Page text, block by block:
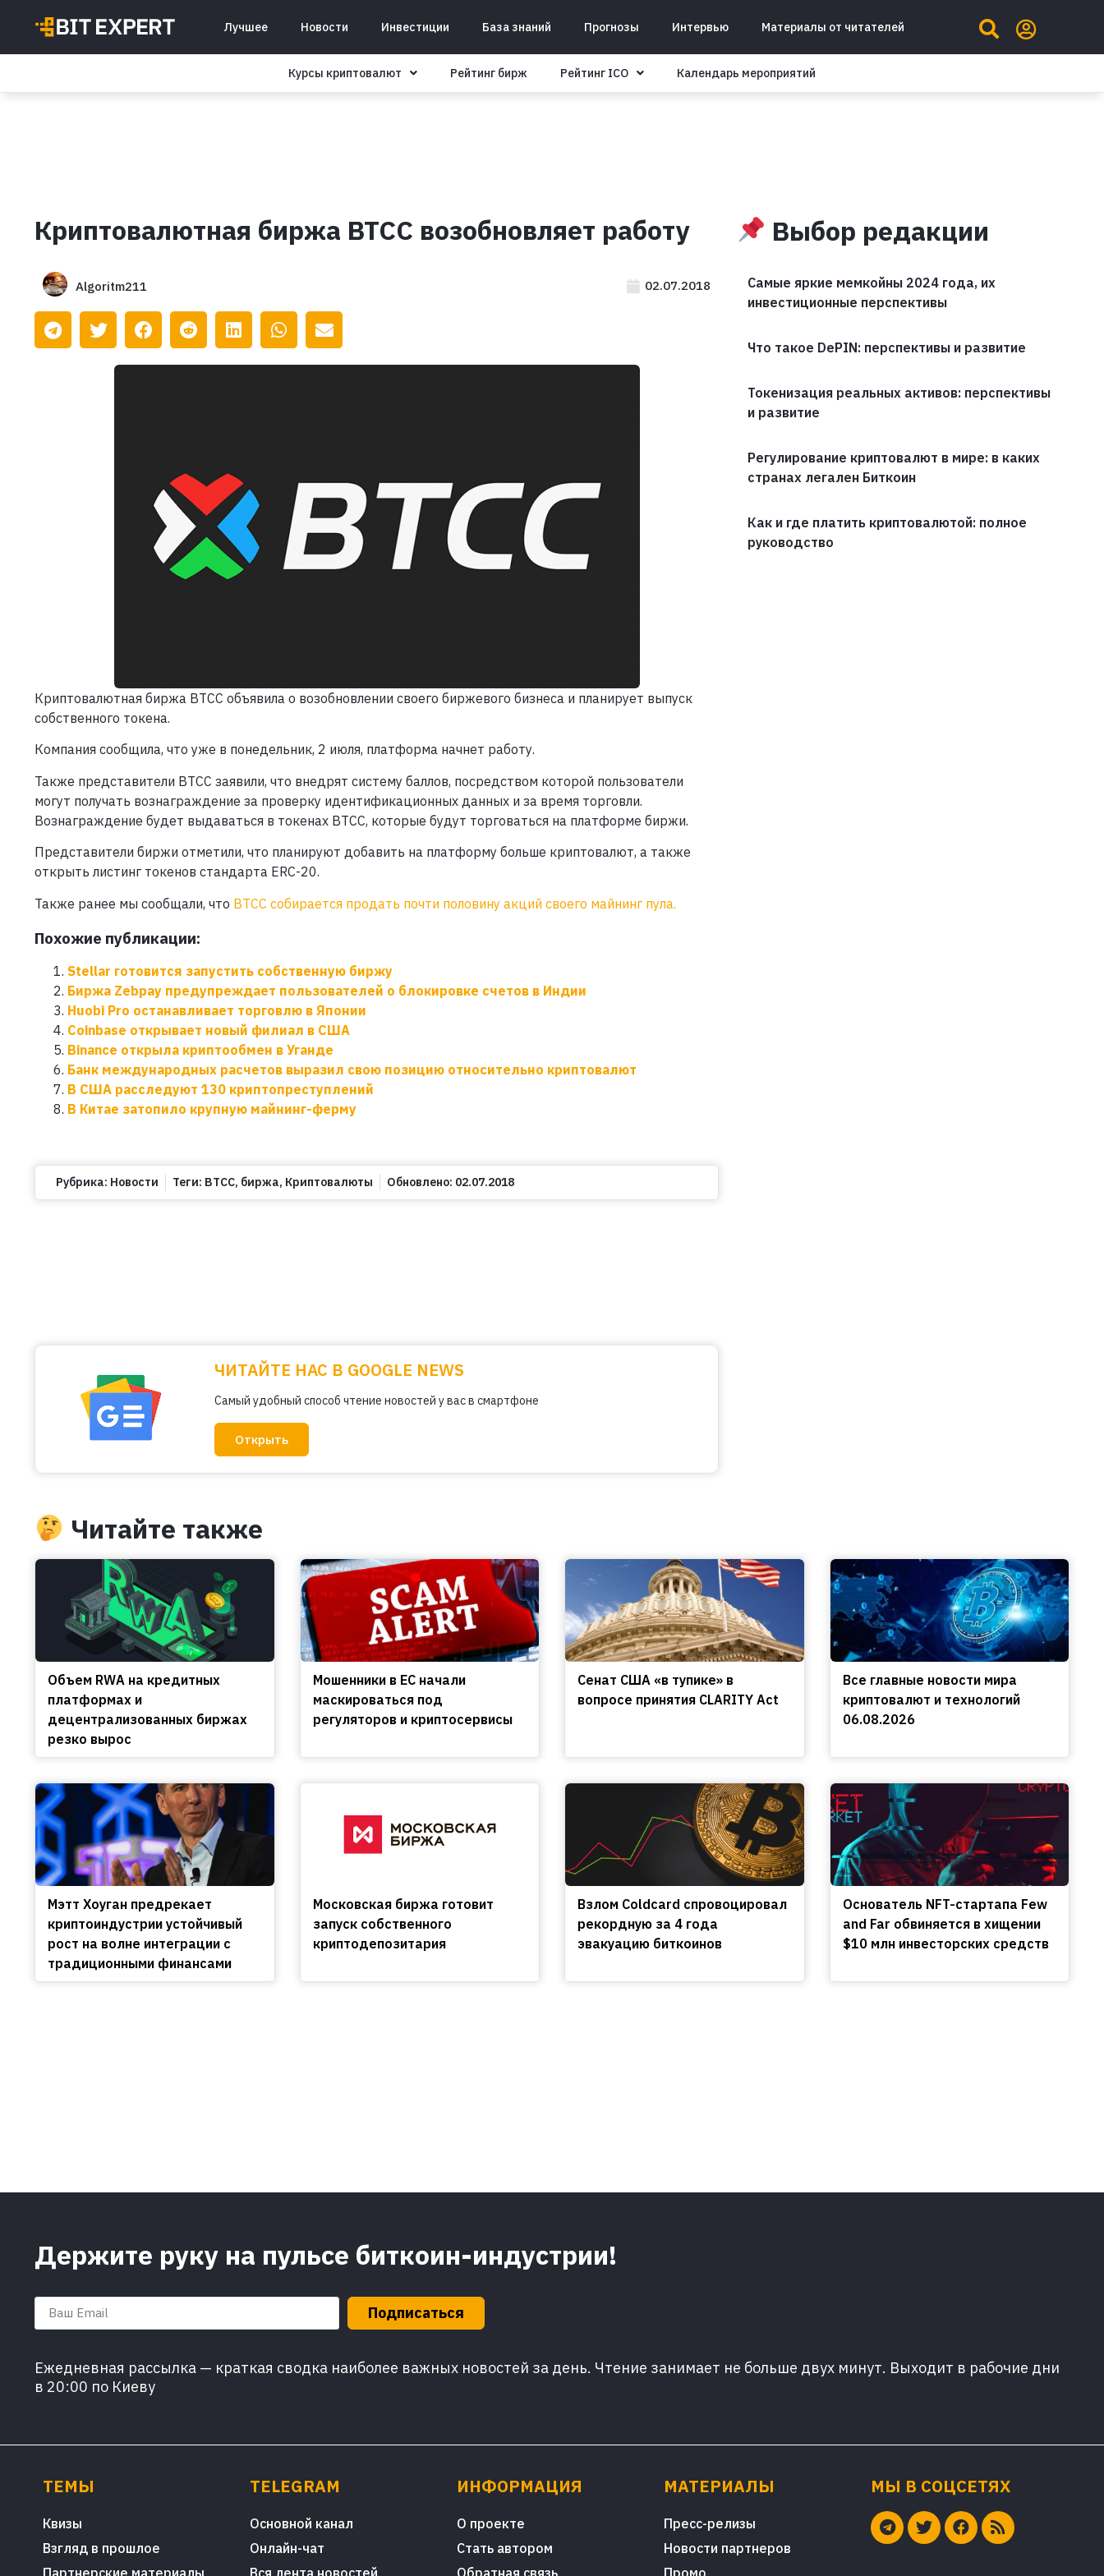
Лучшее Новости Инвестиции База знаний Прогнозы Интервью Материалы от читателей
Курсы криптовалют Рейтинг бирж Рейтинг ICO Календарь мероприятий
Криптовалютная биржа BTCC возобновляет работу
Algoritm211 02.07.2018
Криптовалютная биржа BTCC объявила о возобновлении своего биржевого бизнеса и планирует выпуск
собственного токена.
Компания сообщила, что уже в понедельник, 2 июля, платформа начнет работу.
Также представители BTCC заявили, что внедрят систему баллов, посредством которой пользователи
могут получать вознаграждение за проверку идентификационных данных и за время торговли.
Вознаграждение будет выдаваться в токенах BTCC, которые будут торговаться на платформе биржи.
Представители биржи отметили, что планируют добавить на платформу больше криптовалют, а также
открыть листинг токенов стандарта ERC-20.
Также ранее мы сообщали, что BTCC собирается продать почти половину акций своего майнинг пула.
Похожие публикации:
Stellar готовится запустить собственную биржу
Биржа Zebpay предупреждает пользователей о блокировке счетов в Индии
Huobi Pro останавливает торговлю в Японии
Coinbase открывает новый филиал в США
Binance открыла криптообмен в Уганде
Банк международных расчетов выразил свою позицию относительно криптовалют
В США расследуют 130 криптопреступлений
В Китае затопило крупную майнинг-ферму
Рубрика: Новости Теги: BTCC, биржа, Криптовалюты Обновлено: 02.07.2018
ЧИТАЙТЕ НАС В GOOGLE NEWS
Самый удобный способ чтение новостей у вас в смартфоне
Открыть
Выбор редакции
Самые яркие мемкойны 2024 года, их
инвестиционные перспективы
Что такое DePIN: перспективы и развитие
Токенизация реальных активов: перспективы
и развитие
Регулирование криптовалют в мире: в каких
странах легален Биткоин
Как и где платить криптовалютой: полное
руководство
Читайте также
Объем RWA на кредитных
платформах и
децентрализованных биржах
резко вырос
Мошенники в ЕС начали
маскироваться под
регуляторов и криптосервисы
Сенат США «в тупике» в
вопросе принятия CLARITY Act
Все главные новости мира
криптовалют и технологий
06.08.2026
Мэтт Хоуган предрекает
криптоиндустрии устойчивый
рост на волне интеграции с
традиционными финансами
Московская биржа готовит
запуск собственного
криптодепозитария
Взлом Coldcard спровоцировал
рекордную за 4 года
эвакуацию биткоинов
Основатель NFT-стартапа Few
and Far обвиняется в хищении
$10 млн инвесторских средств
Держите руку на пульсе биткоин-индустрии!
Подписаться
Ежедневная рассылка — краткая сводка наиболее важных новостей за день. Чтение занимает не больше двух минут. Выходит в рабочие дни
в 20:00 по Киеву
ТЕМЫ
Квизы
Взгляд в прошлое
Партнерские материалы
TELEGRAM
Основной канал
Онлайн-чат
Вся лента новостей
ИНФОРМАЦИЯ
О проекте
Стать автором
Обратная связь
МАТЕРИАЛЫ
Пресс-релизы
Новости партнеров
Промо
МЫ В СОЦСЕТЯХ